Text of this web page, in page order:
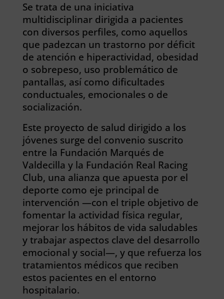
Se trata de una iniciativa
multidisciplinar dirigida a pacientes
con diversos perfiles, como aquellos
que padezcan un trastorno por déficit
de atención e hiperactividad, obesidad
o sobrepeso, uso problemático de
pantallas, así como dificultades
conductuales, emocionales o de
socialización.
Este proyecto de salud dirigido a los
jóvenes surge del convenio suscrito
entre la Fundación Marqués de
Valdecilla y la Fundación Real Racing
Club, una alianza que apuesta por el
deporte como eje principal de
intervención —con el triple objetivo de
fomentar la actividad física regular,
mejorar los hábitos de vida saludables
y trabajar aspectos clave del desarrollo
emocional y social—, y que refuerza los
tratamientos médicos que reciben
estos pacientes en el entorno
hospitalario.